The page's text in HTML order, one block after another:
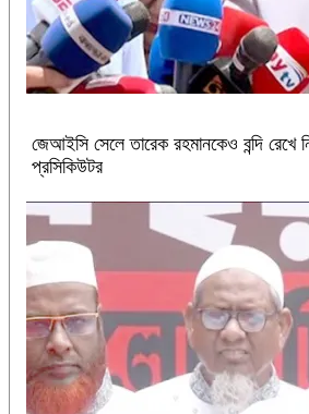
জেআইসি সেলে তারেক রহমানকেও বন্দি রেখে
প্রসিকিউটর